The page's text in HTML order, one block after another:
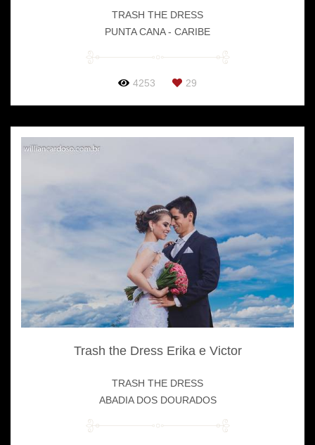
TRASH THE DRESS
PUNTA CANA - CARIBE
4253 29
Trash the Dress Erika e Victor
TRASH THE DRESS
ABADIA DOS DOURADOS